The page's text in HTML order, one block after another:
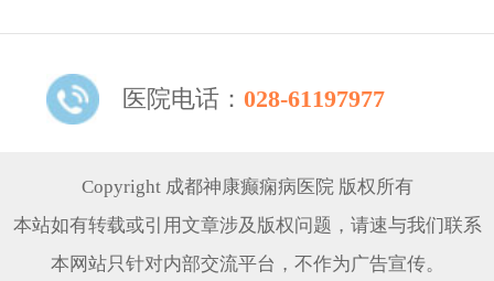
医院电话： 028-61197977
Copyright 成都神康癫痫病医院 版权所有
本站如有转载或引用文章涉及版权问题，请速与我们联系
本网站只针对内部交流平台，不作为广告宣传。